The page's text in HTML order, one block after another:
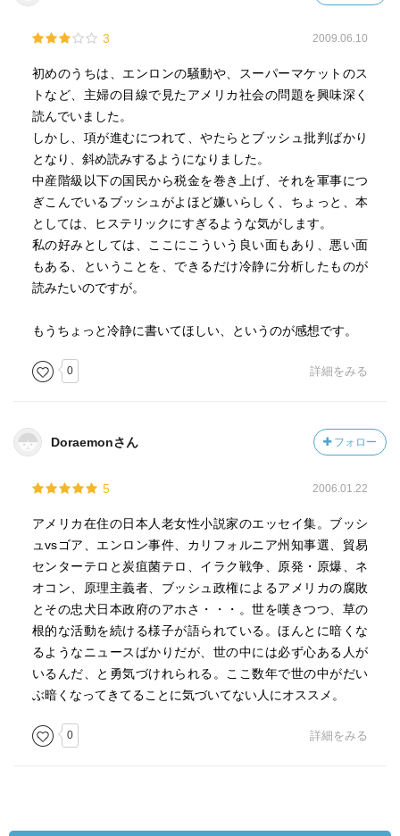
3 2009.06.10
初めのうちは、エンロンの騒動や、スーパーマケットのス
トなど、主婦の目線で見たアメリカ社会の問題を興味深く
読んでいました。
しかし、項が進むにつれて、やたらとブッシュ批判ばかり
となり、斜め読みするようになりました。
中産階級以下の国民から税金を巻き上げ、それを軍事につ
ぎこんでいるブッシュがよほど嫌いらしく、ちょっと、本
としては、ヒステリックにすぎるような気がします。
私の好みとしては、ここにこういう良い面もあり、悪い面
もある、ということを、できるだけ冷静に分析したものが
読みたいのですが。
もうちょっと冷静に書いてほしい、というのが感想です。
0 詳細をみる
Doraemonさん フォロー
5 2006.01.22
アメリカ在住の日本人老女性小説家のエッセイ集。ブッシ
ュvsゴア、エンロン事件、カリフォルニア州知事選、貿易
センターテロと炭疽菌テロ、イラク戦争、原発・原爆、ネ
オコン、原理主義者、ブッシュ政権によるアメリカの腐敗
とその忠犬日本政府のアホさ・・・。世を嘆きつつ、草の
根的な活動を続ける様子が語られている。ほんとに暗くな
るようなニュースばかりだが、世の中には必ず心ある人が
いるんだ、と勇気づけれられる。ここ数年で世の中がだい
ぶ暗くなってきてることに気づいてない人にオススメ。
0 詳細をみる